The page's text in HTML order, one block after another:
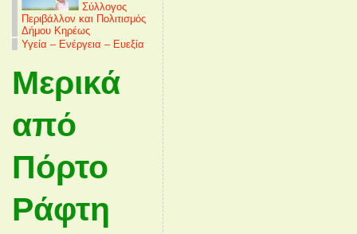
Σύλλογος
Περιβάλλον και Πολιτισμός
Δήμου Κηρέως
Υγεία – Ενέργεια – Ευεξία
Μερικά
από
Πόρτο
Ράφτη